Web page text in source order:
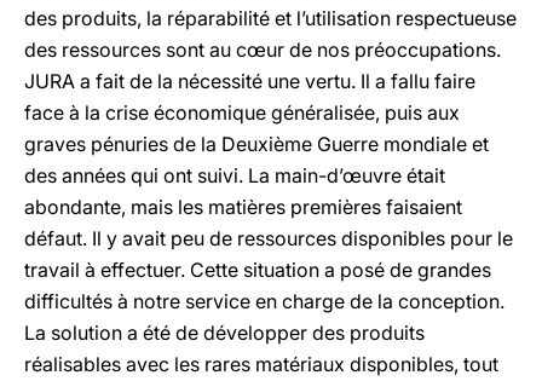
des produits, la réparabilité et l’utilisation respectueuse
des ressources sont au cœur de nos préoccupations.
JURA a fait de la nécessité une vertu. Il a fallu faire
face à la crise économique généralisée, puis aux
graves pénuries de la Deuxième Guerre mondiale et
des années qui ont suivi. La main-d’œuvre était
abondante, mais les matières premières faisaient
défaut. Il y avait peu de ressources disponibles pour le
travail à effectuer. Cette situation a posé de grandes
difficultés à notre service en charge de la conception.
La solution a été de développer des produits
réalisables avec les rares matériaux disponibles, tout